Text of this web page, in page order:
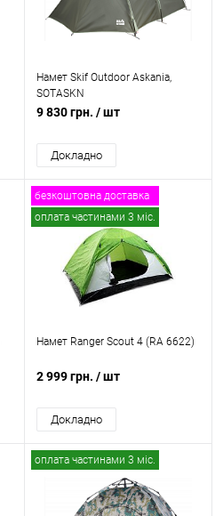
Намет Skif Outdoor Askania,
SOTASKN
9 830 грн. / шт
Докладно
безкоштовна доставка
оплата частинами 3 міс.
Намет Ranger Scout 4 (RA 6622)
2 999 грн. / шт
Докладно
оплата частинами 3 міс.